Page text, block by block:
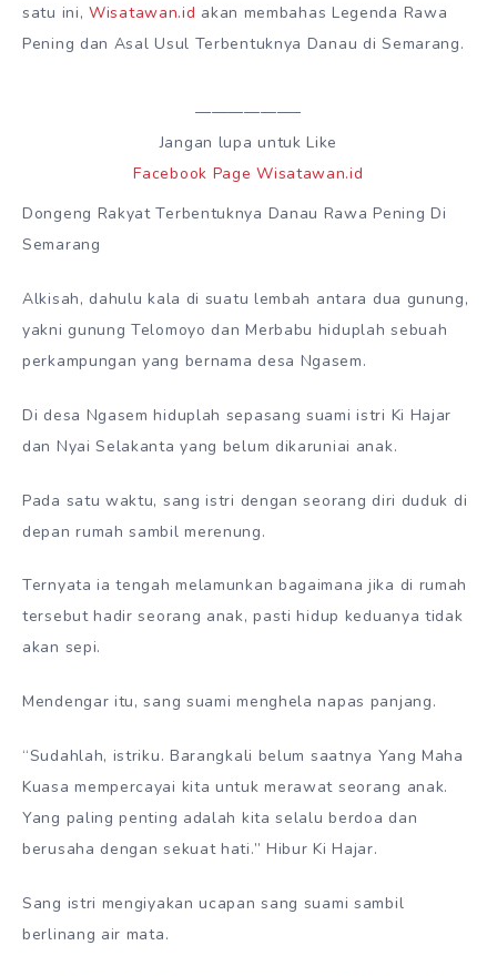
satu ini,Wisatawan.id akan membahas Legenda Rawa
Pening dan Asal Usul Terbentuknya Danau di Semarang.
——————–
Jangan lupa untuk Like
Facebook Page Wisatawan.id
Dongeng Rakyat Terbentuknya Danau Rawa Pening Di
Semarang
Alkisah, dahulu kala di suatu lembah antara dua gunung,
yakni gunung Telomoyo dan Merbabu hiduplah sebuah
perkampungan yang bernama desa Ngasem.
Di desa Ngasem hiduplah sepasang suami istri Ki Hajar
dan Nyai Selakanta yang belum dikaruniai anak.
Pada satu waktu, sang istri dengan seorang diri duduk di
depan rumah sambil merenung.
Ternyata ia tengah melamunkan bagaimana jika di rumah
tersebut hadir seorang anak, pasti hidup keduanya tidak
akan sepi.
Mendengar itu, sang suami menghela napas panjang.
“Sudahlah, istriku. Barangkali belum saatnya Yang Maha
Kuasa mempercayai kita untuk merawat seorang anak.
Yang paling penting adalah kita selalu berdoa dan
berusaha dengan sekuat hati.” Hibur Ki Hajar.
Sang istri mengiyakan ucapan sang suami sambil
berlinang air mata.